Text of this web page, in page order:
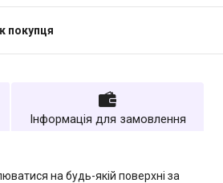
покупця
Інформація для замовлення
на будь-якій поверхні за